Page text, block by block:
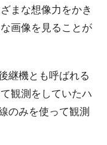
まな想像力をかき
画像を見ることが
継機とも呼ばれる
観測をしていたハ
のみを使って観測